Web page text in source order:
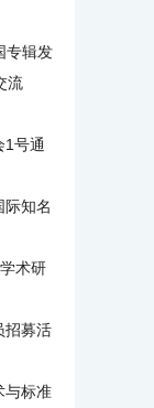
专辑发
流
1号通
际知名
术研
招募活
与标准